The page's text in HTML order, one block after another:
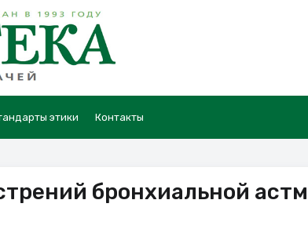
этики Контакты
бронхиальной